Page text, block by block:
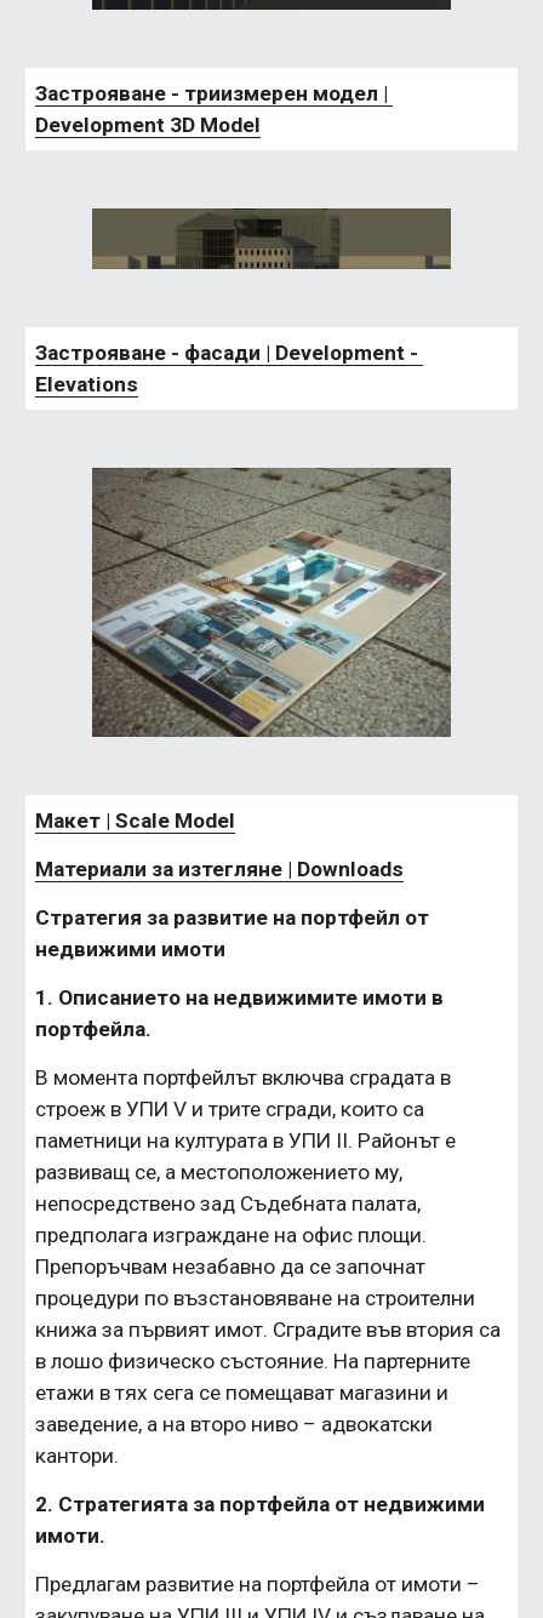
Застрояване - триизмерен модел |
Development 3D Model
Застрояване - фасади | Development -
Elevations
Макет | Scale Model
Материали за изтегляне | Downloads
Стратегия за развитие на портфейл от
недвижими имоти
1. Описанието на недвижимите имоти в
портфейла.
В момента портфейлът включва сградата в
строеж в УПИ V и трите сгради, които са
паметници на културата в УПИ II. Районът е
развиващ се, а местоположението му,
непосредствено зад Съдебната палата,
предполага изграждане на офис площи.
Препоръчвам незабавно да се започнат
процедури по възстановяване на строителни
книжа за първият имот. Сградите във втория са
в лошо физическо състояние. На партерните
етажи в тях сега се помещават магазини и
заведение, а на второ ниво – адвокатски
кантори.
2. Стратегията за портфейла от недвижими
имоти.
Предлагам развитие на портфейла от имоти –